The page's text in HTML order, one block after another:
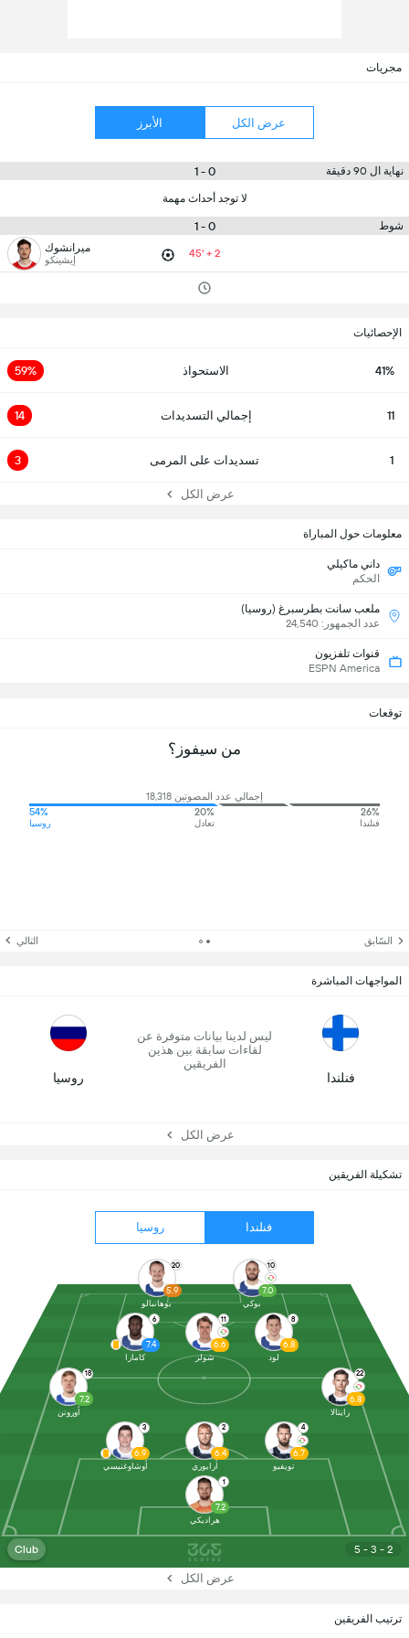
مجريات
عرض الكل الأبرز
نهاية ال 90 دقيقة 0 - 1
لا توجد أحداث مهمة
شوط 0 - 1
45' + 2 ميرانشوك
إيشينكو
الإحصائيات
41% الاستحواذ 59%
11 إجمالي التسديدات 14
1 تسديدات على المرمى 3
عرض الكل
ترتيب الفريقين
تشكيلة الفريقين
فنلندا روسيا
5 - 3 - 2
Club
1
7.2
هراديكي
3
6.9
أوشاوغنيسي
2
6.4
أرايوري
4
6.7
تويفيو
18
7.2
أورونن
22
6.8
رايتالا
6
7.4
كامارا
11
6.6
شولر
8
6.8
لود
20
5.9
بوهانبالو
10
7.0
بوكي
عرض الكل
معلومات حول المباراة
داني ماكيلي
الحكم
ملعب سانت بطرسبرغ (روسيا)
عدد الجمهور: 24,540
قنوات تلفزيون
ESPN America
توقعات
من سيفوز؟
إجمالي عدد المصوتين 18,318
26%
فنلندا
20%
تعادل
54%
روسيا
السّابق التالي
المواجهات المباشرة
فنلندا
ليس لدينا بيانات متوفرة عن
لقاءات سابقة بين هذين
الفريقين
روسيا
عرض الكل